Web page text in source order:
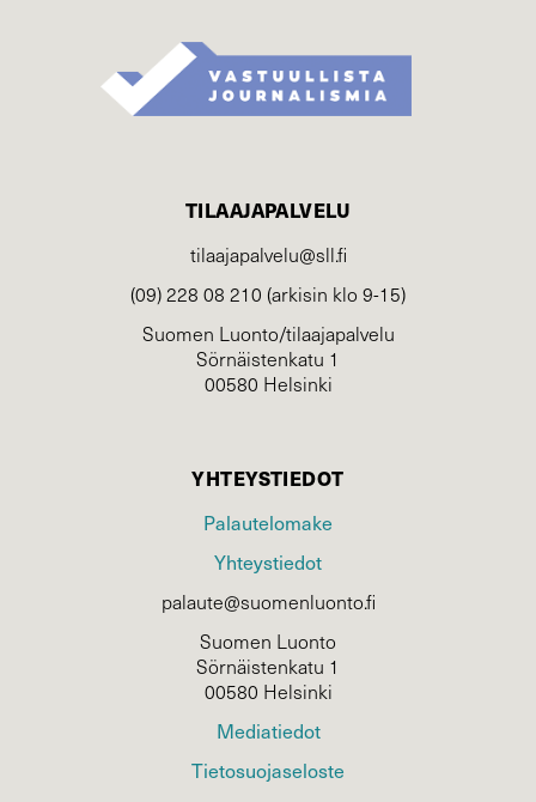
TILAAJAPALVELU
tilaajapalvelu@sll.fi
(09) 228 08 210 (arkisin klo 9-15)
Suomen Luonto/tilaajapalvelu
Sörnäistenkatu 1
00580 Helsinki
YHTEYSTIEDOT
Palautelomake
Yhteystiedot
palaute@suomenluonto.fi
Suomen Luonto
Sörnäistenkatu 1
00580 Helsinki
Mediatiedot
Tietosuojaseloste